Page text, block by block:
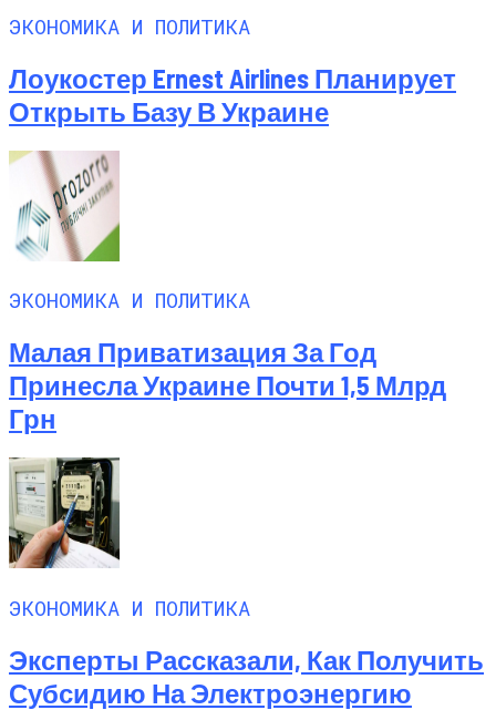
ЭКОНОМИКА И ПОЛИТИКА
Лоукостер Ernest Airlines Планирует
Открыть Базу В Украине
ЭКОНОМИКА И ПОЛИТИКА
Малая Приватизация За Год
Принесла Украине Почти 1,5 Млрд
Грн
ЭКОНОМИКА И ПОЛИТИКА
Эксперты Рассказали, Как Получить
Субсидию На Электроэнергию